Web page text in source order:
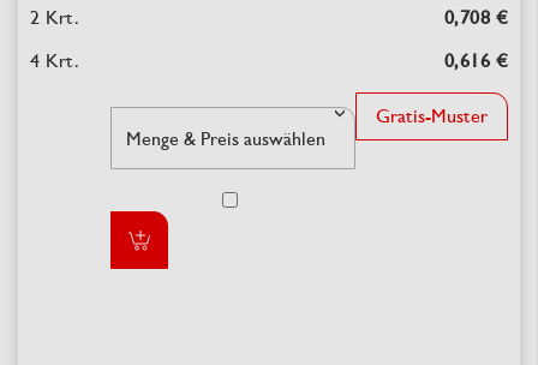
0,708 €
0,616 €
Gratis-Muster